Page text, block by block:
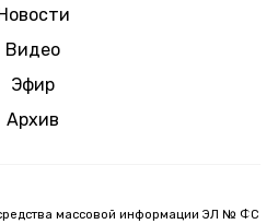
Новости
Видео
Эфир
Архив
массовой информации ЭЛ № ФС